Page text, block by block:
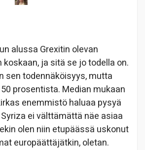
alussa Grexitin olevan
koskaan, ja sitä se jo todella on.
sen todennäköisyys, mutta
prosentista. Median mukaan
enemmistö haluaa pysyä
ei välttämättä näe asiaa
olen niin etupäässä uskonut
europäättäjätkin, oletan.